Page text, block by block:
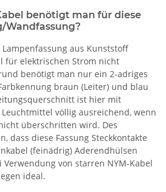
benötigt man für diese
Wandfassung?
aus Kunststoff
für elektrischen Strom nicht
benötigt man nur ein 2-adriges
braun (Leiter) und blau
ist hier mit
völlig ausreichend, wenn
überschritten wird. Des
dass diese Fassung Steckkontakte
(feinädrig) Aderendhülsen
von starren NYM-Kabel
ideal.